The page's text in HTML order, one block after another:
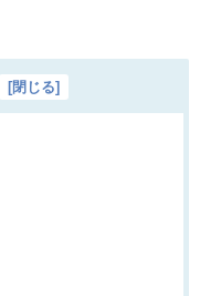
[閉じる]